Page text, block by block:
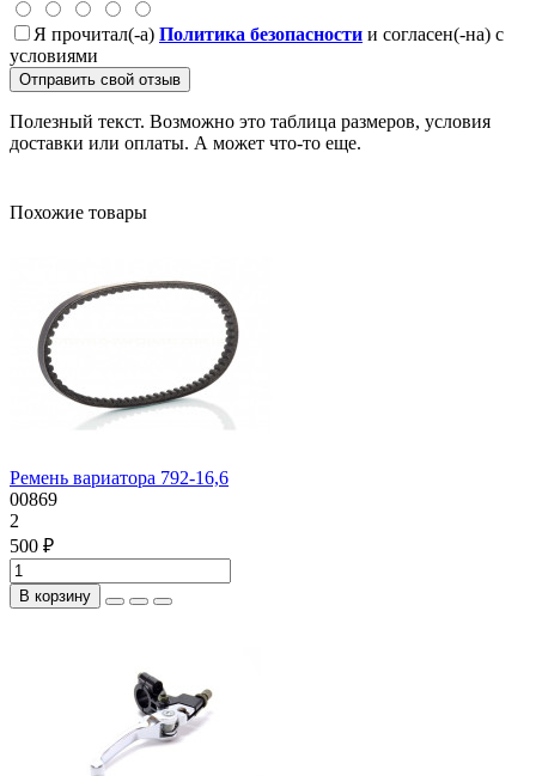
Я прочитал(-а) Политика безопасности и согласен(-на) с
условиями
Отправить свой отзыв
Полезный текст. Возможно это таблица размеров, условия
доставки или оплаты. А может что-то еще.
Похожие товары
Ремень вариатора 792-16,6
00869
2
500 ₽
В корзину